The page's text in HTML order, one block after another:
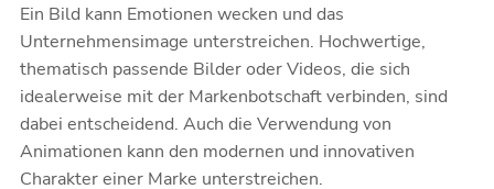
Ein Bild kann Emotionen wecken und das
Unternehmensimage unterstreichen. Hochwertige,
thematisch passende Bilderoder Videos, die sich
idealerweise mit der Markenbotschaft verbinden, sind
dabei entscheidend. Auch die Verwendung von
Animationen kann den modernen und innovativen
Charakter einer Marke unterstreichen.